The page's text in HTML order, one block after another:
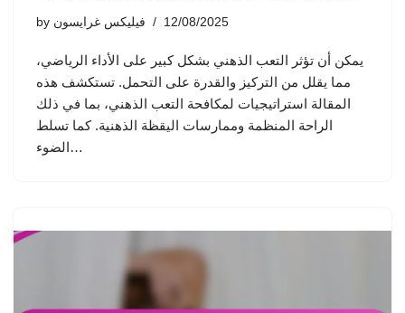
by فيليكس غرايسون 12/08/2025
يمكن أن تؤثر التعب الذهني بشكل كبير على الأداء الرياضي،
مما يقلل من التركيز والقدرة على التحمل. تستكشف هذه
المقالة استراتيجيات لمكافحة التعب الذهني، بما في ذلك
الراحة المنظمة وممارسات اليقظة الذهنية. كما تسلط
الضوء…